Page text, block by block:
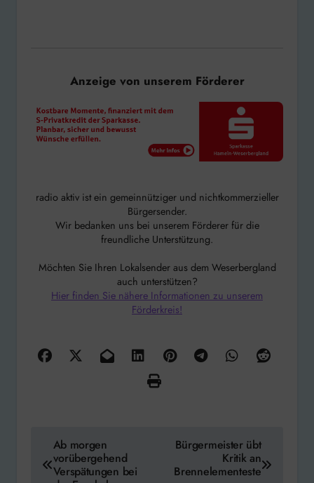
Anzeige von unserem Förderer
radio aktiv ist ein gemeinnütziger und nichtkommerzieller
Bürgersender.
Wir bedanken uns bei unserem Förderer für die
freundliche Unterstützung.
Möchten Sie Ihren Lokalsender aus dem Weserbergland
auch unterstützen?
Hier finden Sie nähere Informationen zu unserem
Förderkreis!
Beitragsnavigation
Ab morgen
vorübergehend
Verspätungen bei
Bürgermeister übt
Kritik an
Brennelementeste